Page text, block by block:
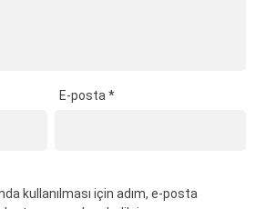
E-posta*
kullanılması için adım, e-posta